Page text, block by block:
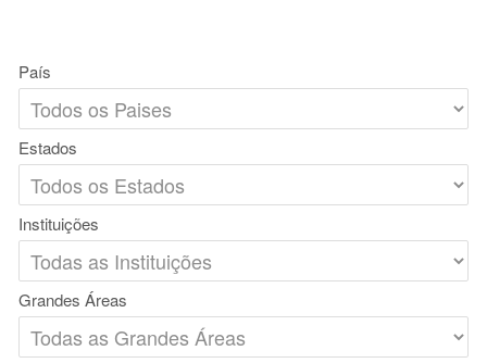
País
Estados
Instituições
Grandes Áreas